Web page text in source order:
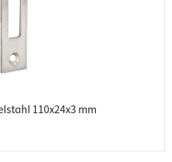
110x24x3 mm